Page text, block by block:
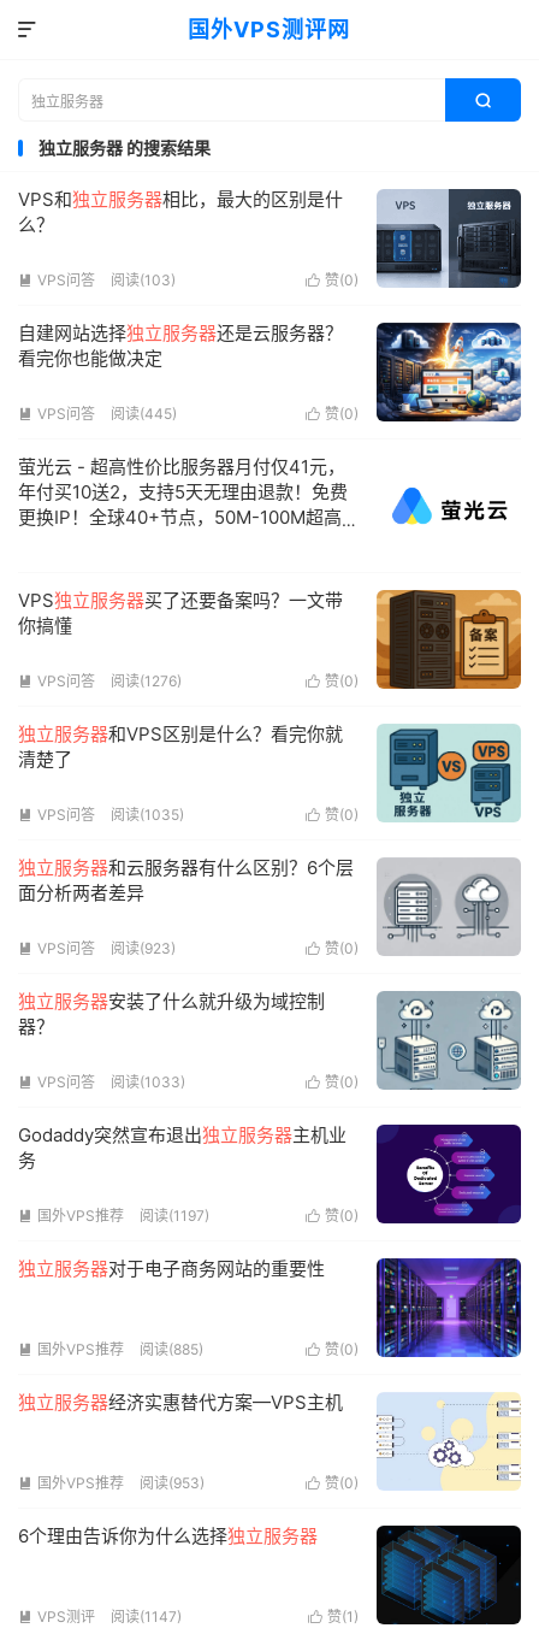
国外VPS测评网


独立服务器 的搜索结果
VPS和独立服务器相比，最大的区别是什
么？
 赞(0)
 VPS问答 阅读(103)
自建网站选择独立服务器还是云服务器？
看完你也能做决定
 赞(0)
 VPS问答 阅读(445)
萤光云 - 超高性价比服务器月付仅41元，
年付买10送2，支持5天无理由退款！免费
更换IP！全球40+节点，50M-100M超高
VPS独立服务器买了还要备案吗？一文带
你搞懂
 赞(0)
 VPS问答 阅读(1276)
独立服务器和VPS区别是什么？看完你就
清楚了
 赞(0)
 VPS问答 阅读(1035)
独立服务器和云服务器有什么区别？6个层
面分析两者差异
 赞(0)
 VPS问答 阅读(923)
独立服务器安装了什么就升级为域控制
器？
 赞(0)
 VPS问答 阅读(1033)
Godaddy突然宣布退出独立服务器主机业
务
 赞(0)
 国外VPS推荐 阅读(1197)
独立服务器对于电子商务网站的重要性
 赞(0)
 国外VPS推荐 阅读(885)
独立服务器经济实惠替代方案—VPS主机
 赞(0)
 国外VPS推荐 阅读(953)
6个理由告诉你为什么选择独立服务器
 赞(1 )
 VPS测评 阅读(1147)